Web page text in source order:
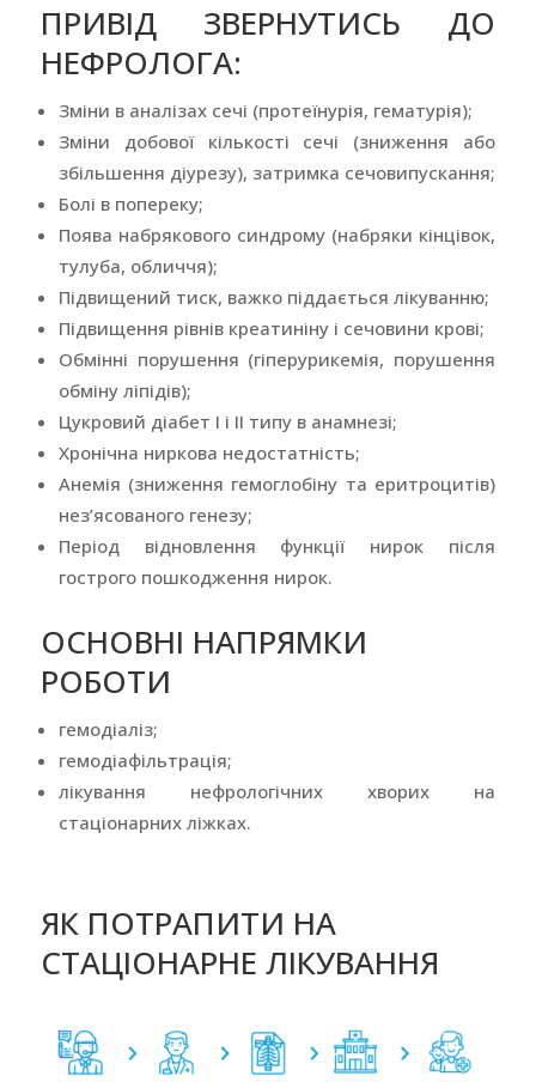
ПРИВІД ЗВЕРНУТИСЬ ДО
НЕФРОЛОГА:
Зміни в аналізах сечі (протеїнурія, гематурія);
Зміни добової кількості сечі (зниження або
збільшення діурезу), затримка сечовипускання;
Болі в попереку;
Поява набрякового синдрому (набряки кінцівок,
тулуба, обличчя);
Підвищений тиск, важко піддається лікуванню;
Підвищення рівнів креатиніну і сечовини крові;
Обмінні порушення (гіперурикемія, порушення
обміну ліпідів);
Цукровий діабет I і II типу в анамнезі;
Хронічна ниркова недостатність;
Анемія (зниження гемоглобіну та еритроцитів)
нез’ясованого генезу;
Період відновлення функції нирок після
гострого пошкодження нирок.
ОСНОВНІ НАПРЯМКИ
РОБОТИ
гемодіаліз;
гемодіафільтрація;
лікування нефрологічних хворих на
стаціонарних ліжках.
ЯК ПОТРАПИТИ НА
СТАЦІОНАРНЕ ЛІКУВАННЯ